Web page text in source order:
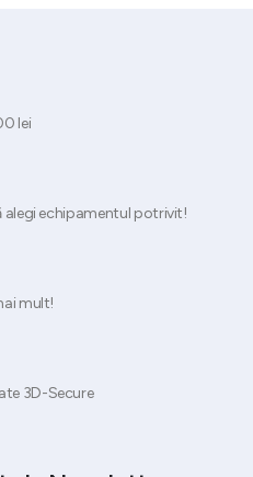
lei
alegi echipamentul potrivit!
mult!
3D-Secure